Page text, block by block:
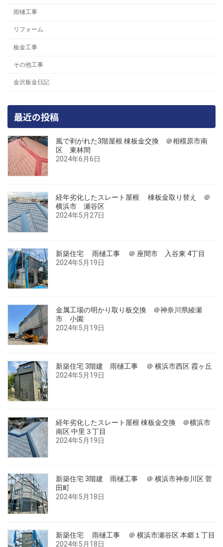
雨樋工事
リフォーム
板金工事
その他工事
金沢板金日記
最近の投稿
風で剥がれた3階屋根 棟板金交換 ＠相模原市南
区 東林間
2024年6月6日
経年劣化したスレート屋根 棟板金取り替え ＠
横浜市 瀬谷区
2024年5月27日
新築住宅 雨樋工事 ＠ 座間市 入谷東 4丁目
2024年5月19日
金属工場の明かり取り板交換 ＠神奈川県綾瀬
市 小園
2024年5月19日
新築住宅 3階建 雨樋工事 ＠ 横浜市西区 霞ヶ丘
2024年5月19日
経年劣化したスレート屋根 棟板金交換 ＠横浜市
南区 中里３丁目
2024年5月19日
新築住宅 3階建 雨樋工事 ＠ 横浜市神奈川区 菅
田町
2024年5月18日
新築住宅 雨樋工事 ＠ 横浜市瀬谷区 本郷１丁目
2024年5月18日